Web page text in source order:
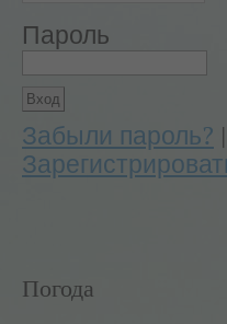
Пароль
Забыли пароль? |
Погода